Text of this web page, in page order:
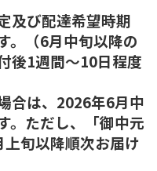
及び配達希望時期
。（6月中旬以降の
後1週間～10日程度
合は、2026年6月中
。ただし、「御中元
旬以降順次お届け